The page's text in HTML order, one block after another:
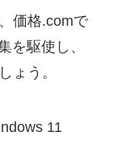
価格.comで
を駆使し、
ょう。
11